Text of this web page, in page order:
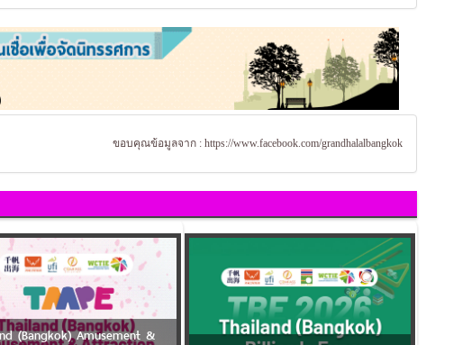
ขอบคุณข้อมูลจาก : https://www.facebook.com/grandhalalbangkok
(Bangkok) Amusement &